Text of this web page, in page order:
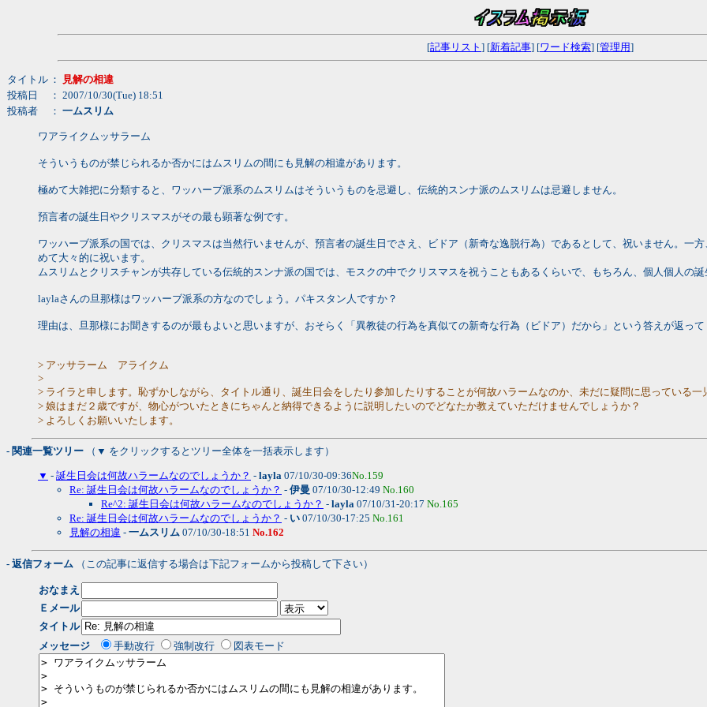
[記事リスト ] [新着記事] [ワード検索] [管理用]
タイトル ：
見解の相違
投稿日
： 2007/10/30(Tue) 18:51
投稿者
： 一ムスリム
ワアライクムッサラーム
そういうものが禁じられるか否かにはムスリムの間にも見解の相違があります。
極めて大雑把に分類すると、ワッハーブ派系のムスリムはそういうものを忌避し、伝統的スンナ派のムスリムは忌避しません。
預言者の誕生日やクリスマスがその最も顕著な例です。
ワッハーブ派系の国では、クリスマスは当然行いませんが、預言者の誕生日でさえ、ビドア（新奇な逸脱行為）であるとして、祝いません。一
めて大々的に祝います。
ムスリムとクリスチャンが共存している伝統的スンナ派の国では、モスクの中でクリスマスを祝うこともあるくらいで、もちろん、個人個人の誕
laylaさんの旦那様はワッハーブ派系の方なのでしょう。パキスタン人ですか？
理由は、旦那様にお聞きするのが最もよいと思いますが、おそらく「異教徒の行為を真似ての新奇な行為（ビドア）だから」という答えが返って
> アッサラーム アライクム
>
> ライラと申します。恥ずかしながら、タイトル通り、誕生日会をしたり参加したりすることが何故ハラームなのか、未だに疑問に思っている一
> 娘はまだ２歳ですが、物心がついたときにちゃんと納得できるように説明したいのでどなたか教えていただけませんでしょうか？
> よろしくお願いいたします。
- 関連一覧ツリー （▼ をクリックするとツリー全体を一括表示します）
▼ - 誕生日会は何故ハラームなのでしょうか？ - layla 07/10/30-09:36No.159
Re: 誕生日会は何故ハラームなのでしょうか？ - 伊曼 07/10/30-12:49 No.160
Re^2: 誕生日会は何故ハラームなのでしょうか？ - layla 07/10/31-20:17 No.165
Re: 誕生日会は何故ハラームなのでしょうか？ - い 07/10/30-17:25 No.161
見解の相違 - 一ムスリム 07/10/30-18:51 No.162
- 返信フォーム （この記事に返信する場合は下記フォームから投稿して下さい）
おなまえ
Ｅメール
タイトル
メッセージ
手動改行 強制改行 図表モード